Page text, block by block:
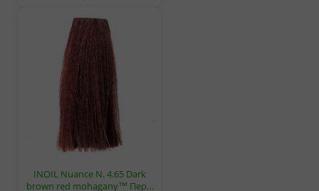
INOIL Nuance N. 4.65 Dark
brown red mohagany™ Пер…